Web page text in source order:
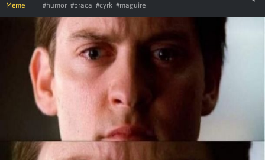
Meme #humor #praca #cyrk #maguire